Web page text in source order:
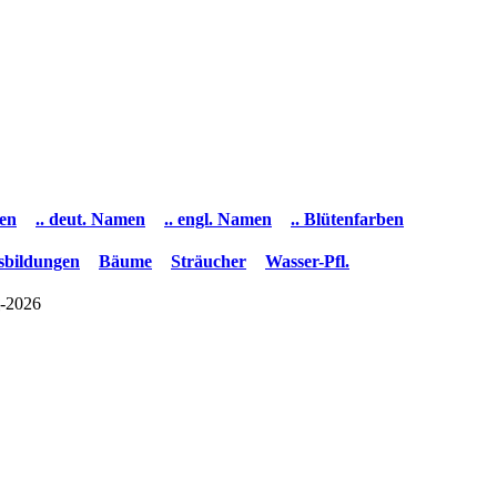
.. deut. Namen .. engl. Namen .. Blütenfarben
Bäume Sträucher Wasser-Pfl.
2026